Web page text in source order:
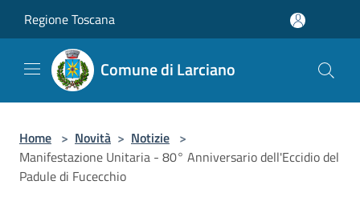
Regione Toscana
Comune di Larciano
Home > Novità > Notizie >
Manifestazione Unitaria - 80° Anniversario dell'Eccidio del
Padule di Fucecchio